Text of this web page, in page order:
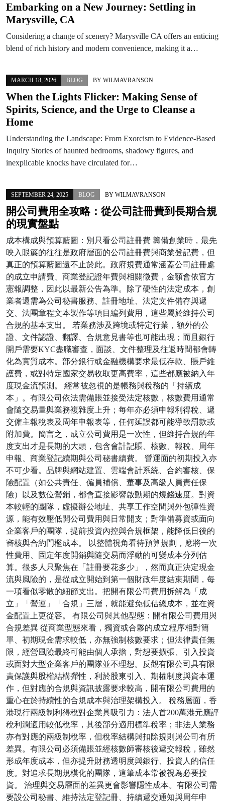
Embarking on a New Journey: Settling in
Marysville, CA
Considering a change of scenery? Marysville CA offers an enticing
blend of rich history and modern convenience, making it a…
MARCH 18, 2026 BLOG BY WILMAVRANSON
When the Lights Flicker: Making Sense of
Spirits, Science, and the Urge to Cleanse a
Home
Understanding the Landscape: From Exorcism to Evidence-Based
Inquiry Stories of haunted bedrooms, shadowy figures, and
inexplicable knocks have circulated for…
SEPTEMBER 24, 2025 BLOG BY WILMAVRANSON
開公司費用全攻略：從公司註冊費到長期合規
的現實盤點
成本構成與預算藍圖：別只看公司註冊費 籌備創業時，最先
映入眼簾的往往是政府層面的公司註冊費與商業登記費，但
真正的預算藍圖遠不止於此。政府規費通常涵蓋公司註冊處
的成立申請費、商業登記證年費與相關徵費，金額會依官方
憲報調整，因此以最新公告為準。除了硬性的法定成本，創
業者還需為公司秘書服務、註冊地址、法定文件備存與遞
交、法團章程文本製作等項目編列費用，這些屬於維持公司
合規的基本支出。 若業務涉及跨境或特定行業，額外的公
證、文件認證、翻譯、合規意見書等也可能出現；而且銀行
開戶需要KYC盡職審查，面談、文件整理及往返時間都會轉
化為實質成本。部分銀行或金融機構要求最低存款、賬戶維
護費，或對特定國家交易收取更高費率，這些都應被納入年
度現金流預測。 經常被忽視的是帳務與稅務的「持續成
本」。有限公司依法需備賬並接受法定核數，核數費用通常
會隨交易量與業務複雜度上升；每年亦必須申報利得稅、遞
交僱主報稅表及周年申報表等，任何延誤都可能導致罰款或
附加費。簡言之，成立公司費用是一次性，但維持合規的年
度支出才是長期的大頭，包含會計記賬、核數、報稅、周年
申報、商業登記續期與公司秘書續費。 營運面的初期投入亦
不可少看。品牌與網站建置、雲端會計系統、合約審核、保
險配置（如公共責任、僱員補償、董事及高級人員責任保
險）以及數位營銷，都會直接影響啟動期的燒錢速度。對資
本較輕的團隊，虛擬辦公地址、共享工作空間與外包彈性資
源，能有效壓低開公司費用與日常開支；對準備募資或面向
企業客戶的團隊，提前投資內控與合規框架，能降低日後的
審核與合約門檻成本。 以整體視角看待預算規劃，應將一次
性費用、固定年度開銷與隨交易而浮動的可變成本分列估
算。很多人只聚焦在「註冊要花多少」，然而真正決定現金
流與風險的，是從成立開始到第一個財政年度結束期間，每
一項看似零散的細節支出。把開有限公司費用拆解為「成
立」「營運」「合規」三層，就能避免低估總成本，並在資
金配置上更從容。 有限公司與其他型態：開有限公司費用與
合規差異 從商業型態來看，獨資或合夥的成立程序相對簡
單、初期現金需求較低，亦無強制核數要求；但法律責任無
限，經營風險最終可能由個人承擔，對想要擴張、引入投資
或面對大型企業客戶的團隊並不理想。反觀有限公司具有限
責保護與股權結構彈性，利於股東引入、期權制度與資本運
作，但對應的合規與資訊披露要求較高，開有限公司費用的
重心在於持續性的合規成本與治理架構投入。 稅務層面，香
港現行兩級制利得稅對企業具吸引力：法人首200萬港元應評
稅利潤適用較低稅率，其後部分適用標準稅率；非法人業務
亦有對應的兩級制稅率，但稅率結構與扣除規則與公司有所
差異。有限公司必須備賬並經核數師審核後遞交報稅，雖然
形成年度成本，但亦提升財務透明度與銀行、投資人的信任
度。對追求長期規模化的團隊，這筆成本常被視為必要投
資。 治理與交易層面的差異更會影響隱性成本。有限公司需
要設公司秘書、維持法定登記冊、持續遞交通知與周年申